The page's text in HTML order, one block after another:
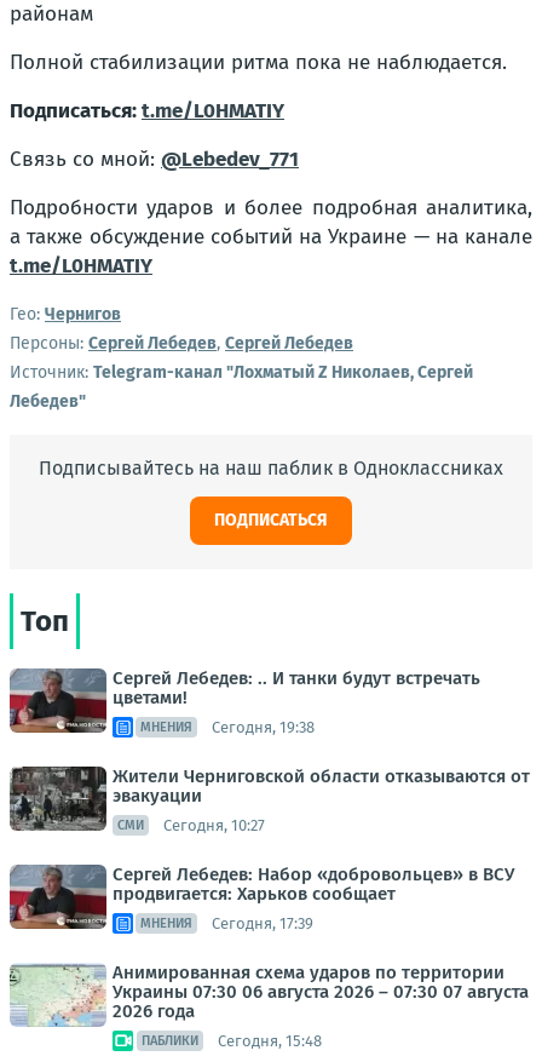
районам
Полной стабилизации ритма пока не наблюдается.
Подписаться:t.me/L0HMATIY
Связь со мной: @Lebedev_771
Подробности ударов и более подробная аналитика,
а также обсуждение событий на Украине — на канале
t.me/L0HMATIY
Гео: Чернигов
Персоны: Сергей Лебедев, Сергей Лебедев
Источник: Telegram-канал "Лохматый Z Николаев, Сергей
Лебедев"
Подписывайтесь на наш паблик в Одноклассниках
ПОДПИСАТЬСЯ
Топ
Сергей Лебедев: .. И танки будут встречать
цветами!
МНЕНИЯ Сегодня, 19:38
Жители Черниговской области отказываются от
эвакуации
СМИ Сегодня, 10:27
Сергей Лебедев: Набор «добровольцев» в ВСУ
продвигается: Харьков сообщает
МНЕНИЯ Сегодня, 17:39
Анимированная схема ударов по территории
Украины 07:30 06 августа 2026 – 07:30 07 августа
2026 года
ПАБЛИКИ Сегодня, 15:48